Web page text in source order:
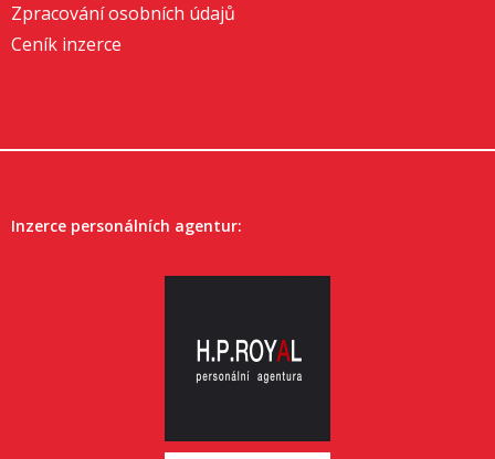
Zpracování osobních údajů
Ceník inzerce
Inzerce personálních agentur: